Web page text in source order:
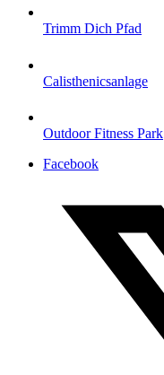
Trimm Dich Pfad
Calisthenicsanlage
Outdoor Fitness Park
Facebook